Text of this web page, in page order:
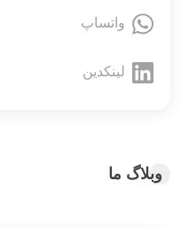
واتساپ
لینکدین
وبلاگ ما